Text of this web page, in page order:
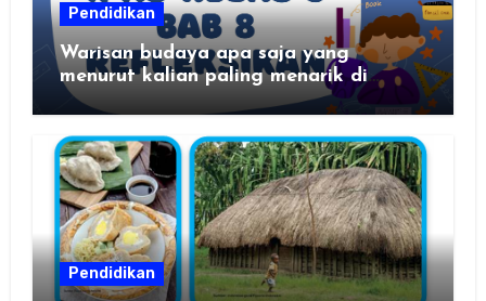
Pendidikan
Warisan budaya apa saja yang
menurut kalian paling menarik di
Pendidikan